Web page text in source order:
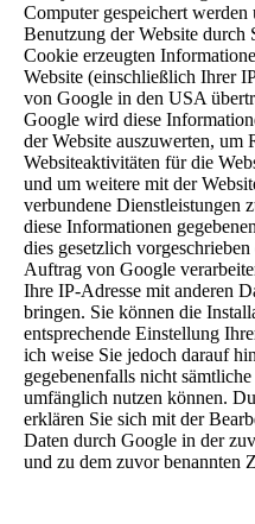
Computer gespeichert
Benutzung der Website
Cookie erzeugten
Website (einschließlich Ihrer
von Google in den USA
Google wird diese
der Website auszuwerten, um
Websiteaktivitäten für die
und um weitere mit der
verbundene Dienstleistungen
diese Informationen
dies gesetzlich
Auftrag von Google
Ihre IP-Adresse mit anderen
bringen. Sie können die
entsprechende Einstellung
ich weise Sie jedoch darauf
gegebenenfalls nicht
umfänglich nutzen können.
erklären Sie sich mit der
Daten durch Google in der
und zu dem zuvor benannten